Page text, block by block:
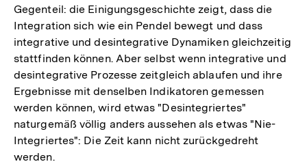
Gegenteil: die Einigungsgeschichte zeigt, dass die
Integration sich wie ein Pendel bewegt und dass
integrative und desintegrative Dynamiken gleichzeitig
stattfinden können. Aber selbst wenn integrative und
desintegrative Prozesse zeitgleich ablaufen und ihre
Ergebnisse mit denselben Indikatoren gemessen
werden können, wird etwas "Desintegriertes"
naturgemäß völlig anders aussehen als etwas "Nie-
Integriertes": Die Zeit kann nicht zurückgedreht
werden.